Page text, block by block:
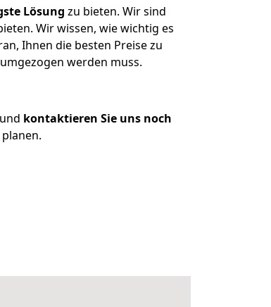
Lösung zu bieten. Wir sind
Wir wissen, wie wichtig es
Ihnen die besten Preise zu
werden muss.
kontaktieren Sie uns noch